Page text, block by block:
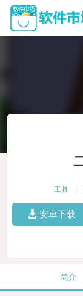
工具
安卓下载
简介